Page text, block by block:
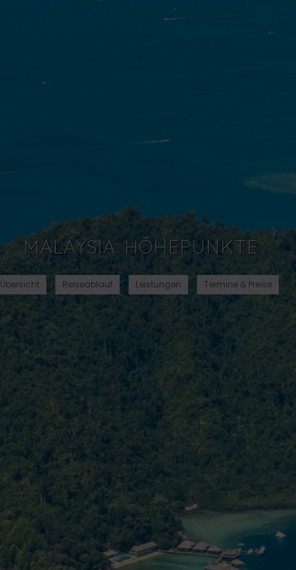
MALAYSIA: HÖHEPUNKTE
Übersicht Reiseablauf Leistungen Termine & Preise